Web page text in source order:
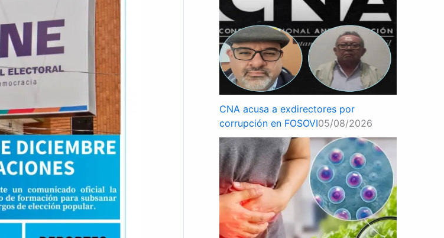
CNA acusa a exdirectores por
corrupción en FOSOVI05/08/2026